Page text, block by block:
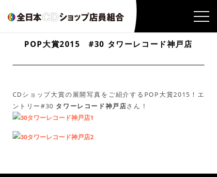
POP大賞2015 #30 タワーレコード神戸店
CDショップ大賞の展開写真をご紹介するPOP大賞2015！エ
ントリー#30 タワーレコード神戸店さん！